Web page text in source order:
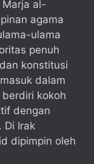
al-
agama
ulama
penuh
konstitusi
dalam
kokoh
dengan
Di Irak
dipimpin oleh